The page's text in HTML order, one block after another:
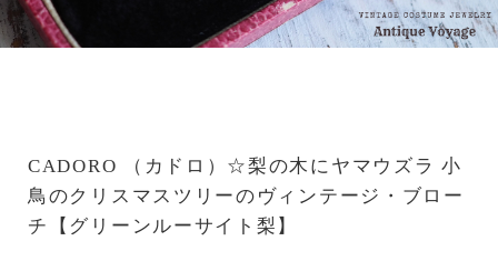
CADORO （カドロ）☆梨の木にヤマウズラ 小
鳥のクリスマスツリーのヴィンテージ・ブロー
チ【グリーンルーサイト梨】